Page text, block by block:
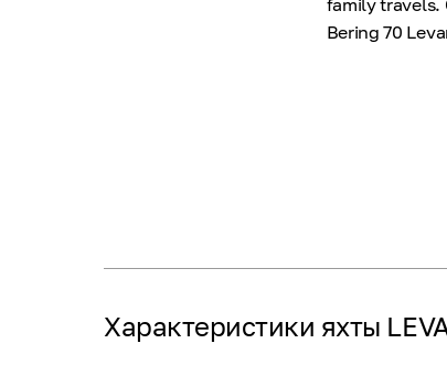
family travels.
Bering 70
Характеристики яхты